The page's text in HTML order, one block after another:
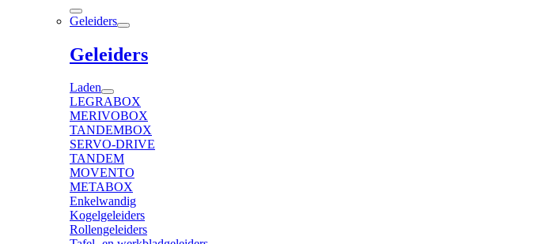
Geleiders
Geleiders
Laden
LEGRABOX
MERIVOBOX
TANDEMBOX
SERVO-DRIVE
TANDEM
MOVENTO
METABOX
Enkelwandig
Kogelgeleiders
Rollengeleiders